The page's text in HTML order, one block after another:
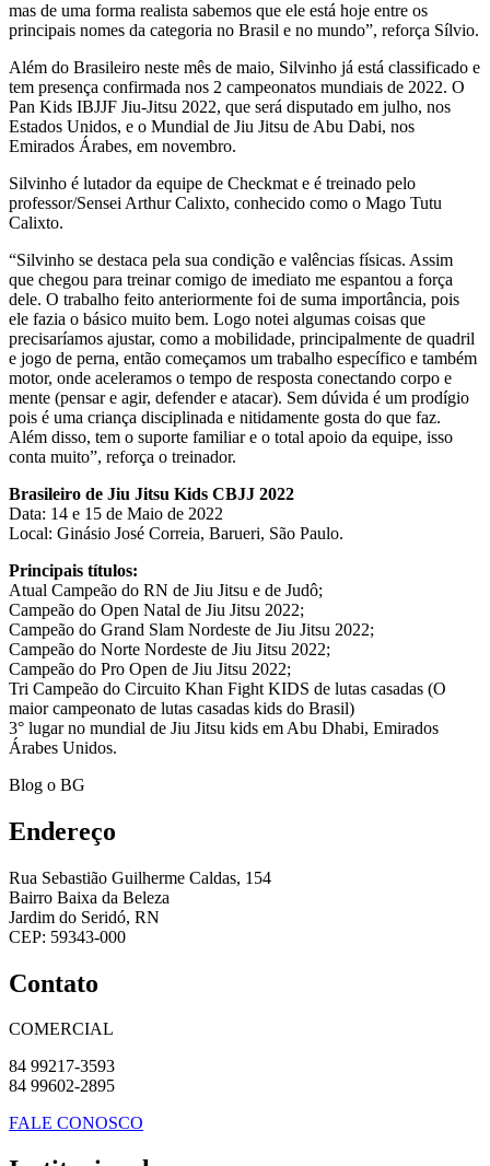
mas de uma forma realista sabemos que ele está hoje entre os
principais nomes da categoria no Brasil e no mundo”, reforça Sílvio.
Além do Brasileiro neste mês de maio, Silvinho já está classificado e
tem presença confirmada nos 2 campeonatos mundiais de 2022. O
Pan Kids IBJJF Jiu-Jitsu 2022, que será disputado em julho, nos
Estados Unidos, e o Mundial de Jiu Jitsu de Abu Dabi, nos
Emirados Árabes, em novembro.
Silvinho é lutador da equipe de Checkmat e é treinado pelo
professor/Sensei Arthur Calixto, conhecido como o Mago Tutu
Calixto.
“Silvinho se destaca pela sua condição e valências físicas. Assim
que chegou para treinar comigo de imediato me espantou a força
dele. O trabalho feito anteriormente foi de suma importância, pois
ele fazia o básico muito bem. Logo notei algumas coisas que
precisaríamos ajustar, como a mobilidade, principalmente de quadril
e jogo de perna, então começamos um trabalho específico e também
motor, onde aceleramos o tempo de resposta conectando corpo e
mente (pensar e agir, defender e atacar). Sem dúvida é um prodígio
pois é uma criança disciplinada e nitidamente gosta do que faz.
Além disso, tem o suporte familiar e o total apoio da equipe, isso
conta muito”, reforça o treinador.
Brasileiro de Jiu Jitsu Kids CBJJ 2022
Data: 14 e 15 de Maio de 2022
Local: Ginásio José Correia, Barueri, São Paulo.
Principais títulos:
Atual Campeão do RN de Jiu Jitsu e de Judô;
Campeão do Open Natal de Jiu Jitsu 2022;
Campeão do Grand Slam Nordeste de Jiu Jitsu 2022;
Campeão do Norte Nordeste de Jiu Jitsu 2022;
Campeão do Pro Open de Jiu Jitsu 2022;
Tri Campeão do Circuito Khan Fight KIDS de lutas casadas (O
maior campeonato de lutas casadas kids do Brasil)
3° lugar no mundial de Jiu Jitsu kids em Abu Dhabi, Emirados
Árabes Unidos.
Blog o BG
Endereço
Rua Sebastião Guilherme Caldas, 154
Bairro Baixa da Beleza
Jardim do Seridó, RN
CEP: 59343-000
Contato
COMERCIAL
84 99217-3593
84 99602-2895
FALE CONOSCO